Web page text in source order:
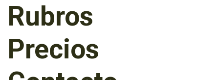
Rubros
Precios